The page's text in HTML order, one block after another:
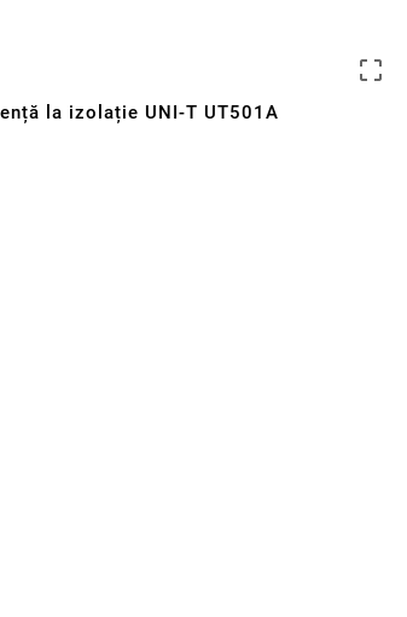

la izolație UNI-T UT501A